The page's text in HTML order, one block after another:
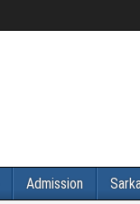
Admission